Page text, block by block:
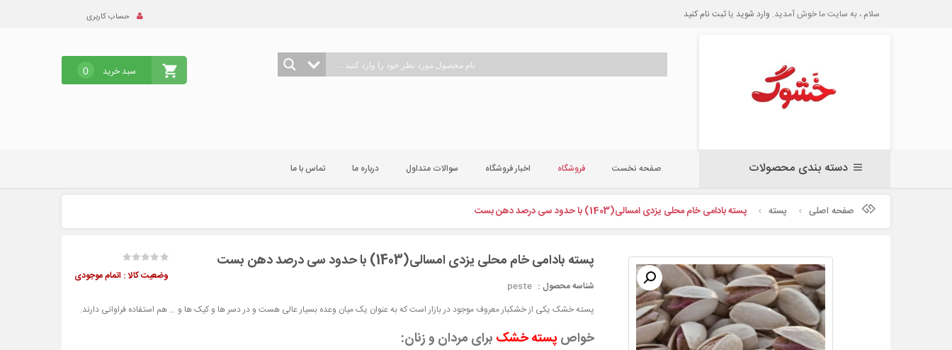
سلام ، به سایت ما خوش آمدید. وارد شوید یا ثبت نام کنید حساب کاربری
سبد خرید 0
دسته بندی محصولات صفحه نخست فروشگاه اخبار فروشگاه سوالات متداول درباره ما تماس با ما
صفحه اصلی پسته پسته بادامی خام محلی یزدی امسالی(1403) با حدود سی درصد دهن بست
پسته بادامی خام محلی یزدی امسالی(1403) با حدود سی درصد دهن بست
وضعیت کالا : اتمام موجودی
شناسه محصول : peste
پسته خشک یکی از خشکبار معروف موجود در بازار است که به عنوان یک میان وعده بسیار عالی هست و در دسر ها و کیک ها و … هم استفاده فراوانی دارند.
خواص پسته خشک برای مردان و زنان: